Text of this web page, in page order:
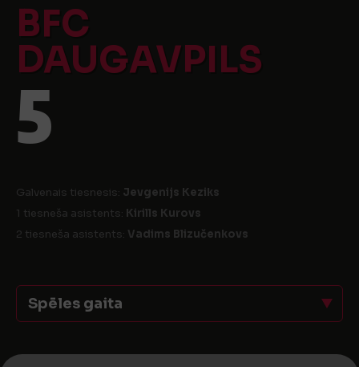
BFC
DAUGAVPILS
5
Galvenais tiesnesis: Jevgenijs Keziks
1 tiesneša asistents: Kirills Kurovs
2 tiesneša asistents: Vadims Blizučenkovs
Spēles gaita